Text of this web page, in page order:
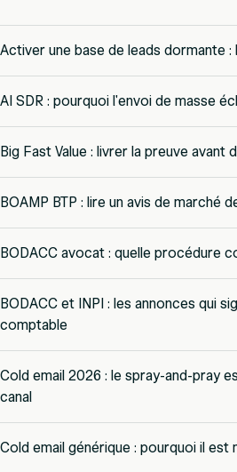
Activer une base de leads dormante
AI SDR : pourquoi l'envoi de masse
Big Fast Value : livrer la preuve avant
BOAMP BTP : lire un avis de marché
BODACC avocat : quelle procédure
BODACC et INPI : les annonces qui
comptable
Cold email 2026 : le spray-and-pray
canal
Cold email générique : pourquoi il est